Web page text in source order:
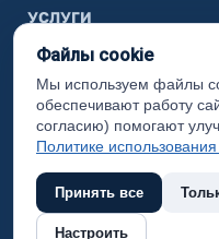
УСЛУГИ
ТИК
ИНФОРМАЦИЯ
Законодательная карта
Карта сайта
(с) 2017 Ханты-
Файлы cookie
Мы используем файлы
обеспечивают работу
согласию) помогают
Политике
Принять все
Настроить